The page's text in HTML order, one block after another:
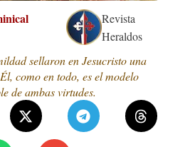
Revista
Heraldos
sellaron en Jesucristo una
como en todo, es el modelo
de ambas virtudes.